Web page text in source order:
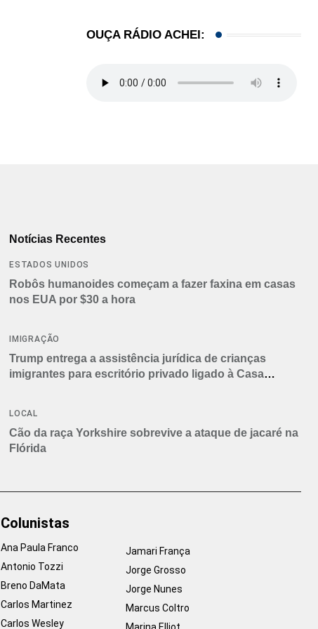
OUÇA RÁDIO ACHEI:
Notícias Recentes
ESTADOS UNIDOS
Robôs humanoides começam a fazer faxina em casas
nos EUA por $30 a hora
IMIGRAÇÃO
Trump entrega a assistência jurídica de crianças
imigrantes para escritório privado ligado à Casa
LOCAL
Cão da raça Yorkshire sobrevive a ataque de jacaré na
Flórida
Colunistas
Ana Paula Franco
Antonio Tozzi
Breno DaMata
Carlos Martinez
Carlos Wesley
Jamari França
Jorge Grosso
Jorge Nunes
Marcus Coltro